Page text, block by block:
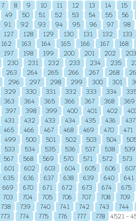
7 8 9 10 11 12 13 14
15
49 50 51 52 53 54 55
56
91 92 93 94 95 96 97
98
127 128 129 130 131 132
133
162 163 164 165 166 167
168
197 198 199 200 201 202
203
230 231 232 233 234 235
263 264 265 266 267 268
296 297 298 299 300 301
329 330 331 332 333 334
363 364 365 366 367 368
369
397 398 399 400 401 402
431 432 433 434 435 436
437
465 466 467 468 469 470
471
499 500 501 502 503 504
533 534 535 536 537 538
539
567 568 569 570 571 572
573
601 602 603 604 605 606
607
635 636 637 638 639 640
641
669 670 671 672 673 674
675
703 704 705 706 707 708
709
738 739 740 741 742 743
744
773 774 775 776 777 778 4521 -